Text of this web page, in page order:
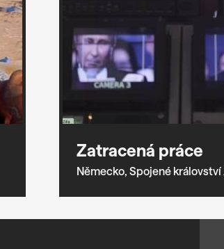
Zatracená práce
Německo, Spojené království